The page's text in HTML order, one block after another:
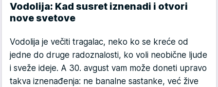
Vodolija: Kad susret iznenadi i otvori
nove svetove
Vodolija je večiti tragalac, neko ko se kreće od
jedne do druge radoznalosti, ko voli neobične ljude
i sveže ideje. A 30. avgust vam može doneti upravo
takva iznenađenja: ne banalne sastanke, već žive